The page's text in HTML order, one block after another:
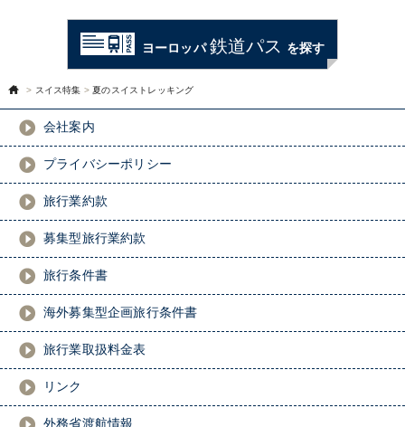
ヨーロッパ 鉄道パス を探す
> スイス特集 > 夏のスイストレッキング
会社案内
プライバシーポリシー
旅行業約款
募集型旅行業約款
旅行条件書
海外募集型企画旅行条件書
旅行業取扱料金表
リンク
外務省渡航情報